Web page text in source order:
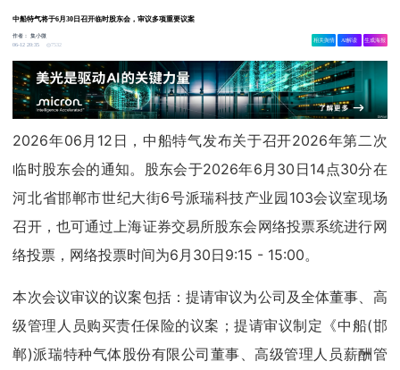
中船特气将于6月30日召开临时股东会，审议多项重要议案
作者：集小微
06-12 20:35
7532
相关舆情 AI解读 生成海报
2026年06月12日，中船特气发布关于召开2026年第二次
临时股东会的通知。股东会于2026年6月30日14点30分在
河北省邯郸市世纪大街6号派瑞科技产业园103会议室现场
召开，也可通过上海证券交易所股东会网络投票系统进行网
络投票，网络投票时间为6月30日9:15 - 15:00。
本次会议审议的议案包括：提请审议为公司及全体董事、高
级管理人员购买责任保险的议案；提请审议制定《中船(邯
郸)派瑞特种气体股份有限公司董事、高级管理人员薪酬管